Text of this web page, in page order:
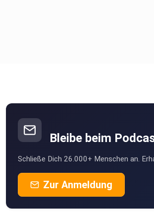
Bleibe beim
Schließe Dich 26.000+ Menschen an.
Zur Anmeldung